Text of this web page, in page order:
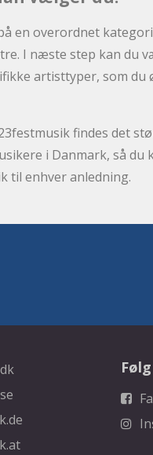
en overordnet
I næste step kan du
artisttyper, som du
findes det
i Danmark, så du
til enhver anledning.